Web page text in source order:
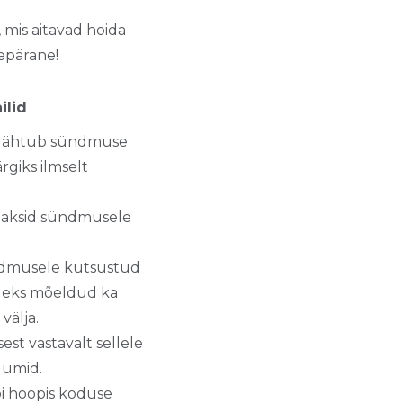
aitavad hoida
sündmuse
ilmselt
sündmusele
kutsustud
mõeldud ka
vastavalt sellele
hoopis koduse